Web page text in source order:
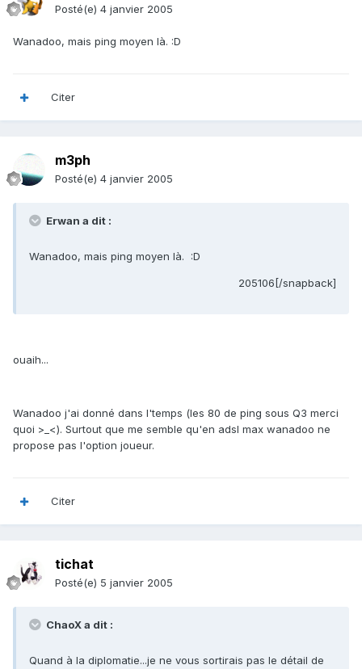
Posté(e) 4 janvier 2005
Wanadoo, mais ping moyen là. :D
Citer
m3ph
Posté(e) 4 janvier 2005
Erwan a dit :
Wanadoo, mais ping moyen là. :D
205106[/snapback]
ouaih...
Wanadoo j'ai donné dans l'temps (les 80 de ping sous Q3 merci
quoi >_<). Surtout que me semble qu'en adsl max wanadoo ne
propose pas l'option joueur.
Citer
tichat
Posté(e) 5 janvier 2005
ChaoX a dit :
Quand à la diplomatie...je ne vous sortirais pas le détail de